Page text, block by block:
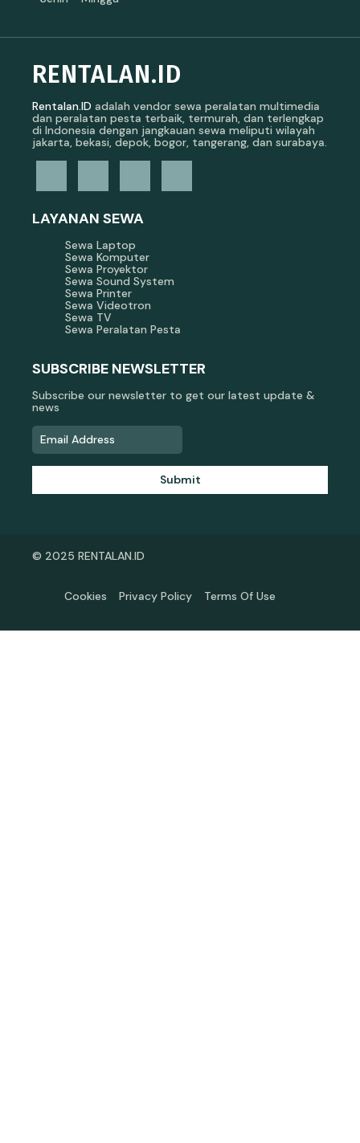
RENTALAN.ID
Rentalan.ID adalah vendor sewa peralatan multimedia
dan peralatan pesta terbaik, termurah, dan terlengkap
di Indonesia dengan jangkauan sewa meliputi wilayah
jakarta, bekasi, depok, bogor, tangerang, dan surabaya.
LAYANAN SEWA
Sewa Laptop
Sewa Komputer
Sewa Proyektor
Sewa Sound System
Sewa Printer
Sewa Videotron
Sewa TV
Sewa Peralatan Pesta
SUBSCRIBE NEWSLETTER
Subscribe our newsletter to get our latest update &
news
Submit
© 2025 RENTALAN.ID
Cookies Privacy Policy Terms Of Use